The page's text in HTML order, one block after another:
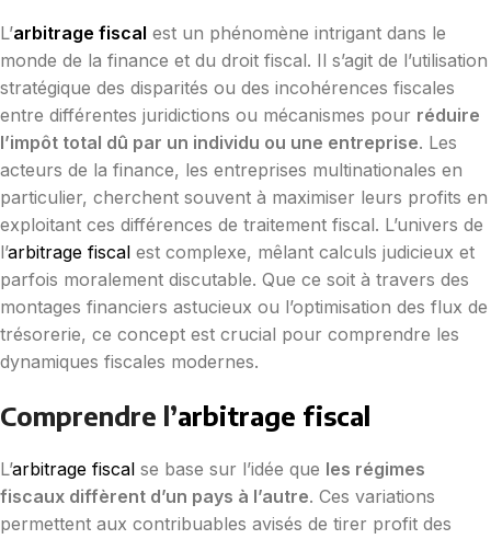
L’arbitrage fiscal est un phénomène intrigant dans le
monde de la finance et du droit fiscal. Il s’agit de l’utilisation
stratégique des disparités ou des incohérences fiscales
entre différentes juridictions ou mécanismes pour réduire
l’impôt total dû par un individu ou une entreprise. Les
acteurs de la finance, les entreprises multinationales en
particulier, cherchent souvent à maximiser leurs profits en
exploitant ces différences de traitement fiscal. L’univers de
l’arbitrage fiscal est complexe, mêlant calculs judicieux et
parfois moralement discutable. Que ce soit à travers des
montages financiers astucieux ou l’optimisation des flux de
trésorerie, ce concept est crucial pour comprendre les
dynamiques fiscales modernes.
Comprendre l’arbitrage fiscal
L’arbitrage fiscal se base sur l’idée que les régimes
fiscaux diffèrent d’un pays à l’autre. Ces variations
permettent aux contribuables avisés de tirer profit des